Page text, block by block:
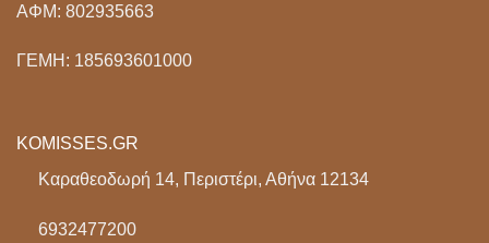
ΑΦΜ: 802935663
ΓΕΜΗ: 185693601000
KOMISSES.GR
Καραθεοδωρή 14, Περιστέρι, Αθήνα 12134
6932477200